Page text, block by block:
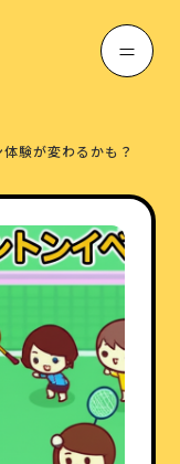
験が変わるかも？